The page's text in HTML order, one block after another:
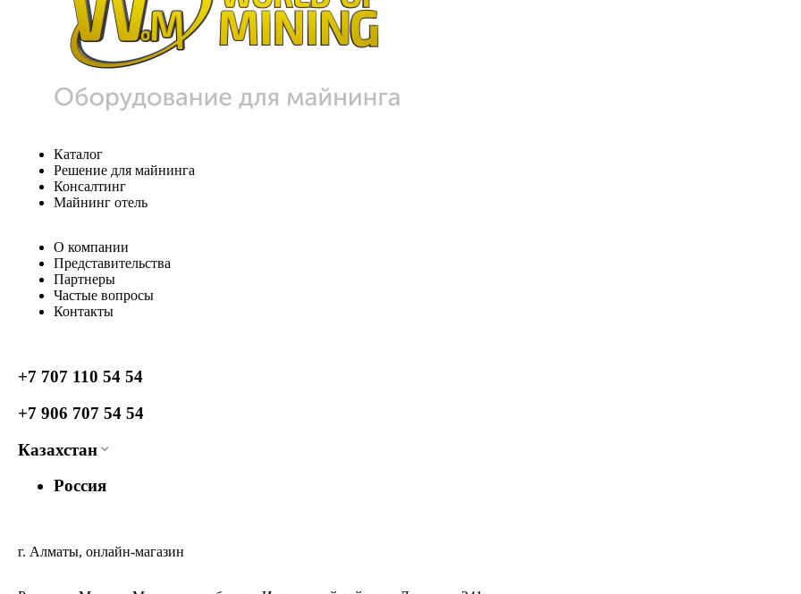
Каталог
Решение для майнинга
Консалтинг
Майнинг отель
О компании
Представительства
Партнеры
Частые вопросы
Контакты
+7 707 110 54 54
+7 906 707 54 54
Казахстан
Россия
г. Алматы, онлайн-магазин